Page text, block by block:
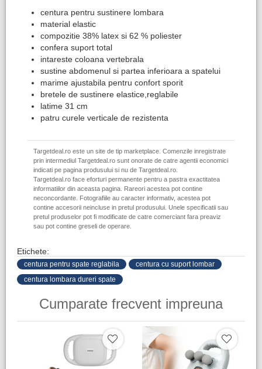
centura pentru sustinere lombara
material elastic
compozitie 38% latex si 62 % poliester
confera suport total
intareste coloana vertebrala
sustine abdomenul si partea inferioara a spatelui
marime ajustabila pentru confort sporit
bretele de sustinere elastice,reglabile
latime 31 cm
patru curele verticale de rezistenta
Targetdeal.ro este un site de tip marketplace. Comenzile inregistrate
prin intermediul Targetdeal.ro sunt onorate de catre agentii economici
indicati pe pagina produsului si nu de Targetdeal.ro.
Targetdeal.ro face eforturi permanente pentru a pastra exactitatea
informatiilor din aceasta pagina. Rareori acestea pot contine
neconcordante. Fotografiile au caracter informativ, acestea pot
contine accesorii neincluse in pretul produsului. Unele specificatii sau
pretul produselor pot fi modificate de catre comerciant fara preaviz
sau pot contine greseli de operare.
Etichete:
centura pentru spate reglabila
centura cu suport lombar
centura lombara dureri spate
Cumparate frecvent impreuna